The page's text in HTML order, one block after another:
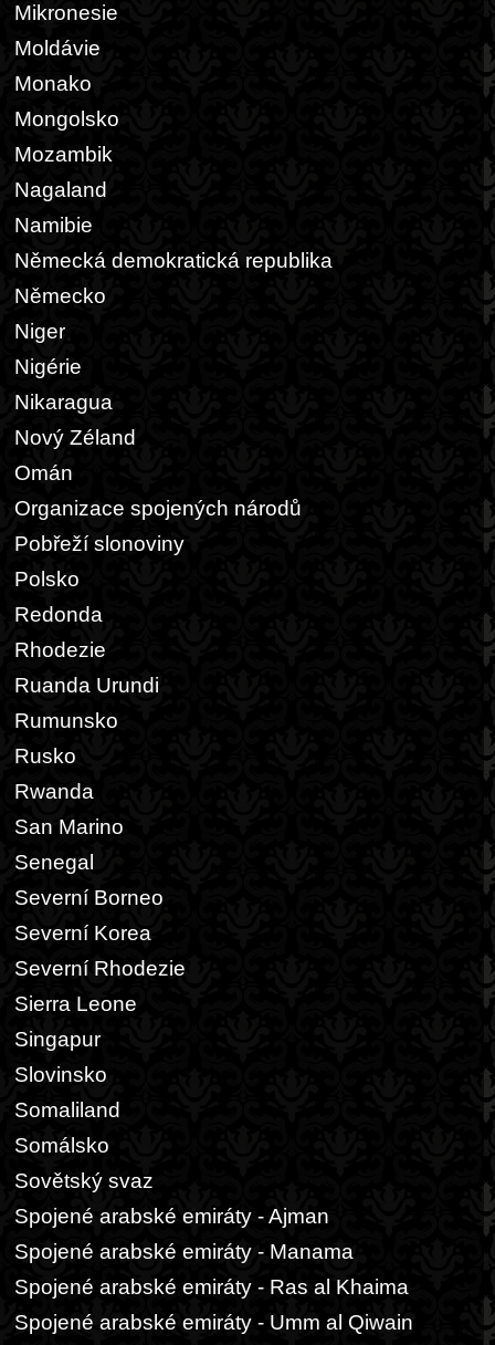
Mikronesie
Moldávie
Monako
Mongolsko
Mozambik
Nagaland
Namibie
Německá demokratická republika
Německo
Niger
Nigérie
Nikaragua
Nový Zéland
Omán
Organizace spojených národů
Pobřeží slonoviny
Polsko
Redonda
Rhodezie
Ruanda Urundi
Rumunsko
Rusko
Rwanda
San Marino
Senegal
Severní Borneo
Severní Korea
Severní Rhodezie
Sierra Leone
Singapur
Slovinsko
Somaliland
Somálsko
Sovětský svaz
Spojené arabské emiráty - Ajman
Spojené arabské emiráty - Manama
Spojené arabské emiráty - Ras al Khaima
Spojené arabské emiráty - Umm al Qiwain